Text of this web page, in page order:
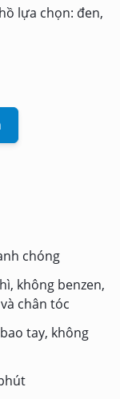
lựa chọn: đen,
chóng
không benzen,
chân tóc
tay, không